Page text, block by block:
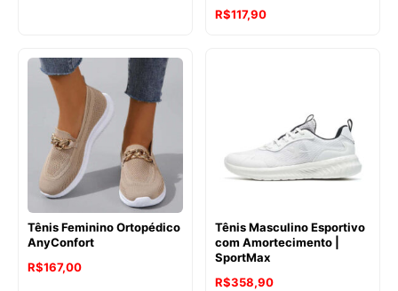
R$117,90
Tênis Feminino Ortopédico
AnyConfort
R$167,00
Tênis Masculino Esportivo
com Amortecimento |
SportMax
R$358,90